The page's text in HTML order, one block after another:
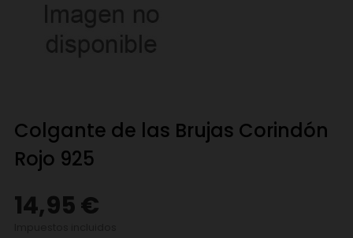
Colgante de las Brujas Corindón
Rojo 925
14,95 €